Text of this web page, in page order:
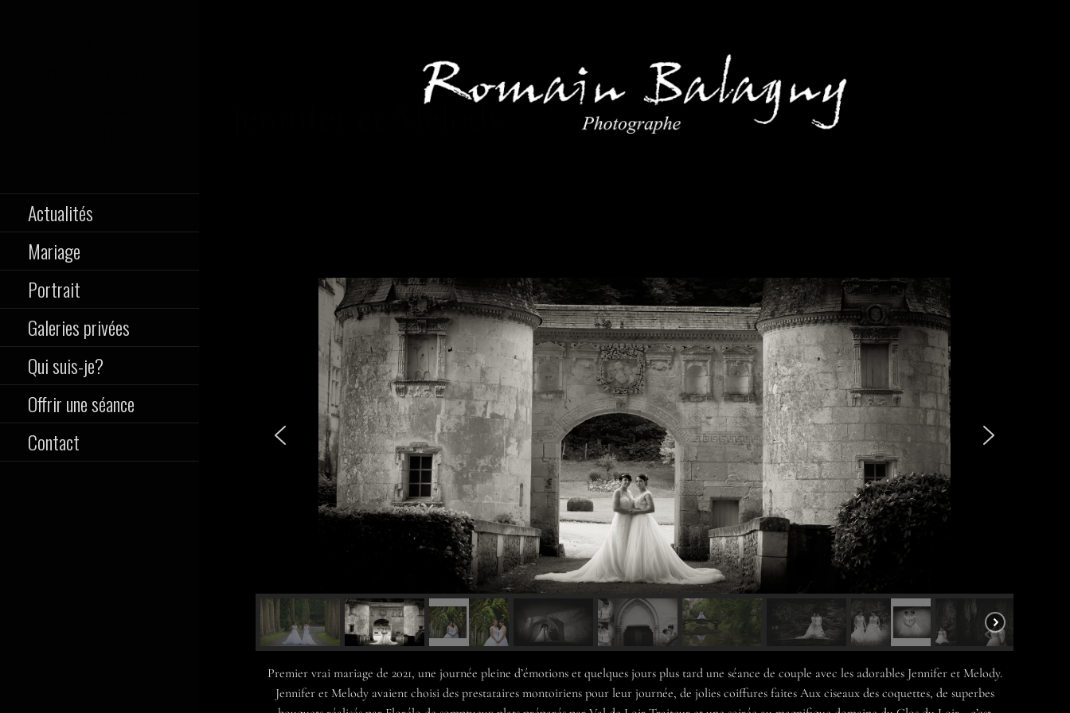
Actualités
Mariage
Portrait
Galeries privées
Qui suis-je?
Offrir une séance
Contact
Jennifer et Melody
Premier vrai mariage de 2021, une journée pleine d’émotions et quelques jours plus tard une séance de couple avec les adorables Jennifer et Melody.
Jennifer et Melody avaient choisi des prestataires montoiriens pour leur journée, de jolies coiffures faites Aux ciseaux des coquettes, de superbes